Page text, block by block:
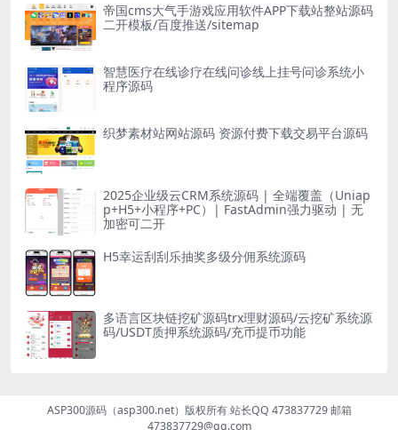
帝国cms大气手游戏应用软件APP下载站整站源码
二开模板/百度推送/sitemap
智慧医疗在线诊疗在线问诊线上挂号问诊系统小
程序源码
织梦素材站网站源码 资源付费下载交易平台源码
2025企业级云CRM系统源码 | 全端覆盖（Uniap
p+H5+小程序+PC）| FastAdmin强力驱动 | 无
加密可二开
H5幸运刮刮乐抽奖多级分佣系统源码
多语言区块链挖矿源码trx理财源码/云挖矿系统源
码/USDT质押系统源码/充币提币功能
ASP300源码（asp300.net）版权所有 站长QQ 473837729 邮箱
473837729@qq.com